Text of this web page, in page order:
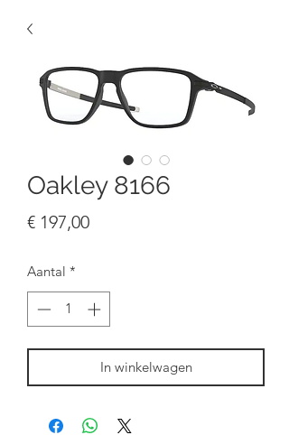
Oakley 8166
€ 197,00Prijs
Aantal *
In winkelwagen